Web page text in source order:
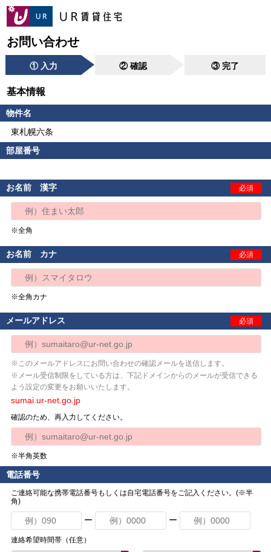
お問い合わせ
① 入力 ② 確認 ③ 完了
基本情報
物件名
東札幌六条
部屋番号
お名前 漢字 必須
※全角
お名前 カナ 必須
※全角カナ
メールアドレス 必須
※このメールアドレスにお問い合わせの確認メールを送信します。
※メール受信制限をしている方は、下記ドメインからのメールが受信できる
よう設定の変更をお願いいたします。
sumai.ur-net.go.jp
確認のため、再入力してください。
※半角英数
電話番号
ご連絡可能な携帯電話番号もしくは自宅電話番号をご記入ください。(※半
角)
ー ー
連絡希望時間帯（任意）